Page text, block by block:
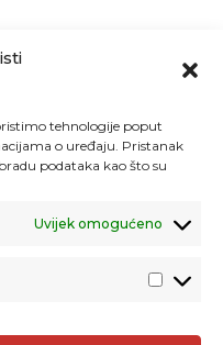
tehnologije poput
o uređaju. Pristanak
podataka kao što su
Uvijek omogućeno